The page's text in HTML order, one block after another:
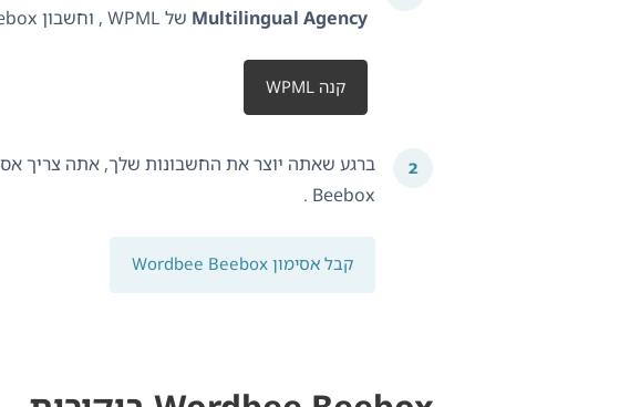
Multilingual Agency של WPML , וחשבון Wordbee Beebox .
קנה WPML
Beebox .
קבל אסימון Wordbee Beebox